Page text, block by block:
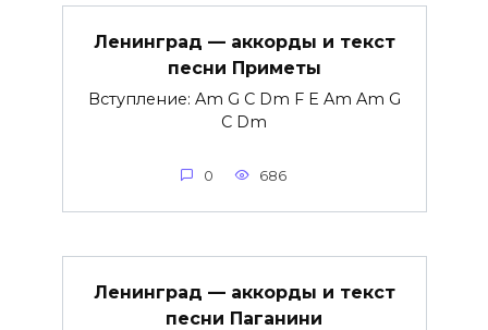
Ленинград — аккорды и текст
песни Приметы
Вступление: Am G C Dm F E Am Am G
C Dm
0 686
Ленинград — аккорды и текст
песни Паганини